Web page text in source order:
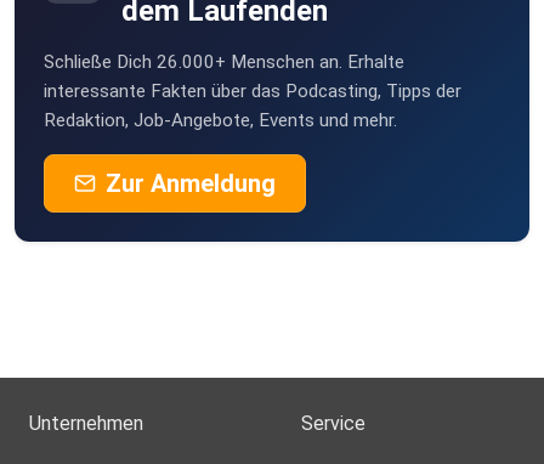
dem Laufenden
Schließe Dich 26.000+ Menschen an. Erhalte
interessante Fakten über das Podcasting, Tipps der
Redaktion, Job-Angebote, Events und mehr.
Zur Anmeldung
Unternehmen Service